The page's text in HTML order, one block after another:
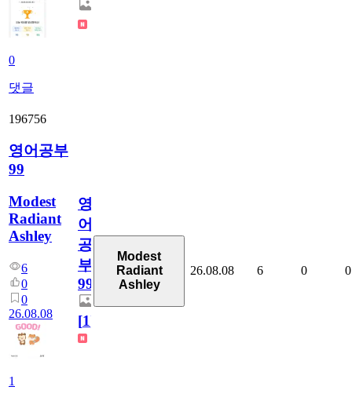
0
댓글
196756
영어공부
99
Modest
Radiant
Ashley
6
0
0
26.08.08
1
영
어
공
부
99
[1]
Modest
Radiant
Ashley
26.08.08 6 0 0